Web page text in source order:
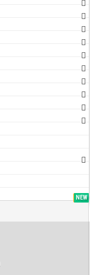
TOP
NEW
NEW
NEW